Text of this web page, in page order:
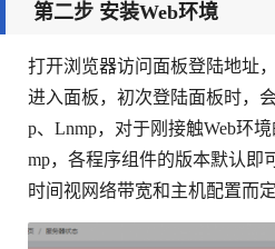
第二步 安装Web环境
打开浏览器访问面板登陆地址
进入面板，初次登陆面板时，
p、Lnmp，对于刚接触Web环
mp，各程序组件的版本默认即
时间视网络带宽和主机配置而